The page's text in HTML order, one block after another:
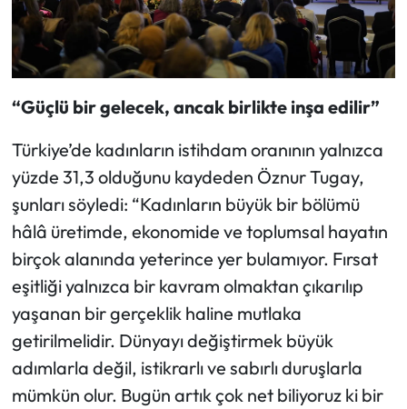
“Güçlü bir gelecek, ancak birlikte inşa edilir”
Türkiye’de kadınların istihdam oranının yalnızca
yüzde 31,3 olduğunu kaydeden Öznur Tugay,
şunları söyledi: “Kadınların büyük bir bölümü
hâlâ üretimde, ekonomide ve toplumsal hayatın
birçok alanında yeterince yer bulamıyor. Fırsat
eşitliği yalnızca bir kavram olmaktan çıkarılıp
yaşanan bir gerçeklik haline mutlaka
getirilmelidir. Dünyayı değiştirmek büyük
adımlarla değil, istikrarlı ve sabırlı duruşlarla
mümkün olur. Bugün artık çok net biliyoruz ki bir